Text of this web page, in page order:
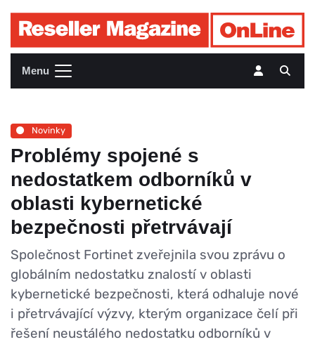
Menu
Novinky
Problémy spojené s
nedostatkem odborníků v
oblasti kybernetické
bezpečnosti přetrvávají
Společnost Fortinet zveřejnila svou zprávu o
globálním nedostatku znalostí v oblasti
kybernetické bezpečnosti, která odhaluje nové
i přetrvávající výzvy, kterým organizace čelí při
řešení neustálého nedostatku odborníků v